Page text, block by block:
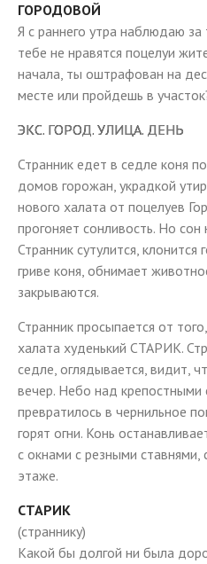
ГОРОДОВОЙ
Я с раннего утра наблюдаю
тебе не нравятся поцелуи
начала, ты оштрафован на
месте или пройдешь в
ЭКС. ГОРОД. УЛИЦА. ДЕНЬ
Странник едет в седле коня
домов горожан, украдкой
нового халата от поцелуев
прогоняет сонливость. Но сон
Странник сутулится,
гриве коня, обнимает
закрываются.
Странник просыпается от
халата худенький СТАРИК.
седле, оглядывается, видит,
вечер. Небо над крепостными
превратилось в чернильное
горят огни. Конь
с окнами с резными
этаже.
СТАРИК
(страннику)
Какой бы долгой ни была